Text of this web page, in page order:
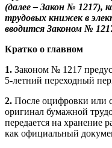
(далее – Закон № 1217),
трудовых книжек в
вводится Законом №
Кратко о главном
1. Законом № 1217
5-летний переходный
2. После оцифровки или
оригинал бумажной
передается на хранение
как официальный